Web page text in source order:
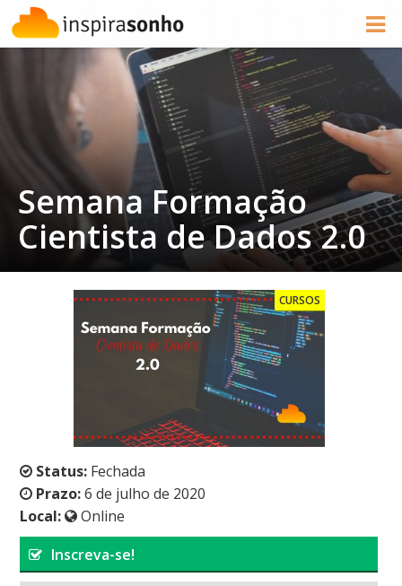
Semana Formação
Cientista de Dados 2.0
CURSOS
Status: Fechada
Prazo:6 de julho de 2020
Local:
Online
Inscreva-se!